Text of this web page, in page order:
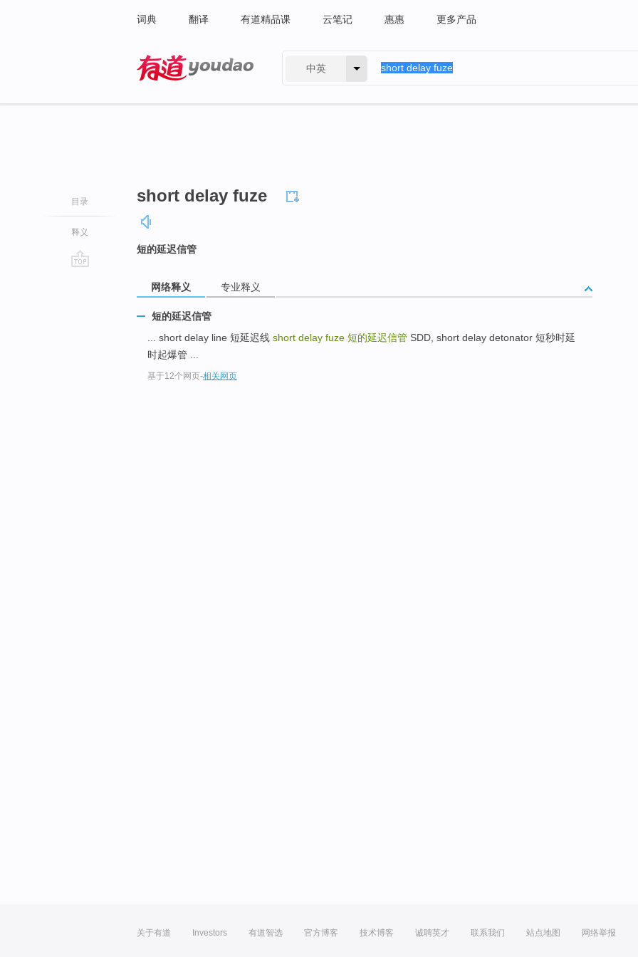
词典 翻译 有道精品课 云笔记 惠惠 更多产品
中英
目录
释义
short delay fuze
短的延迟信管
网络释义 专业释义
短的延迟信管
... short delay line 短延迟线 short delay fuze 短的延迟信管 SDD, short delay detonator 短秒时延
时起爆管 ...
基于12个网页-相关网页
关于有道 Investors 有道智选 官方博客 技术博客 诚聘英才 联系我们 站点地图 网络举报